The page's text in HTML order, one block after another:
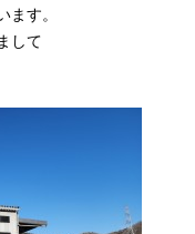
ます。
して